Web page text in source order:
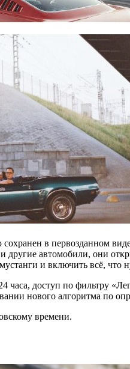
в первозданном
автомобили, они
и включить всё, что
часа, доступ по фильтру
нового алгоритма по
времени.